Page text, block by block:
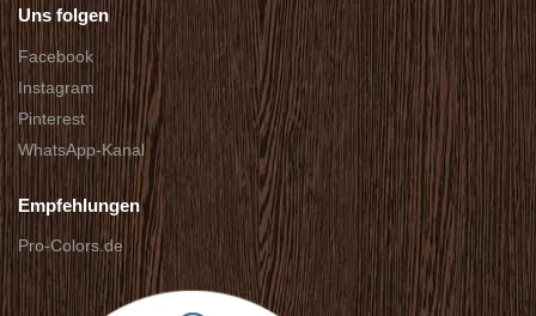
Uns folgen
Facebook
Instagram
Pinterest
WhatsApp-Kanal
Empfehlungen
Pro-Colors.de